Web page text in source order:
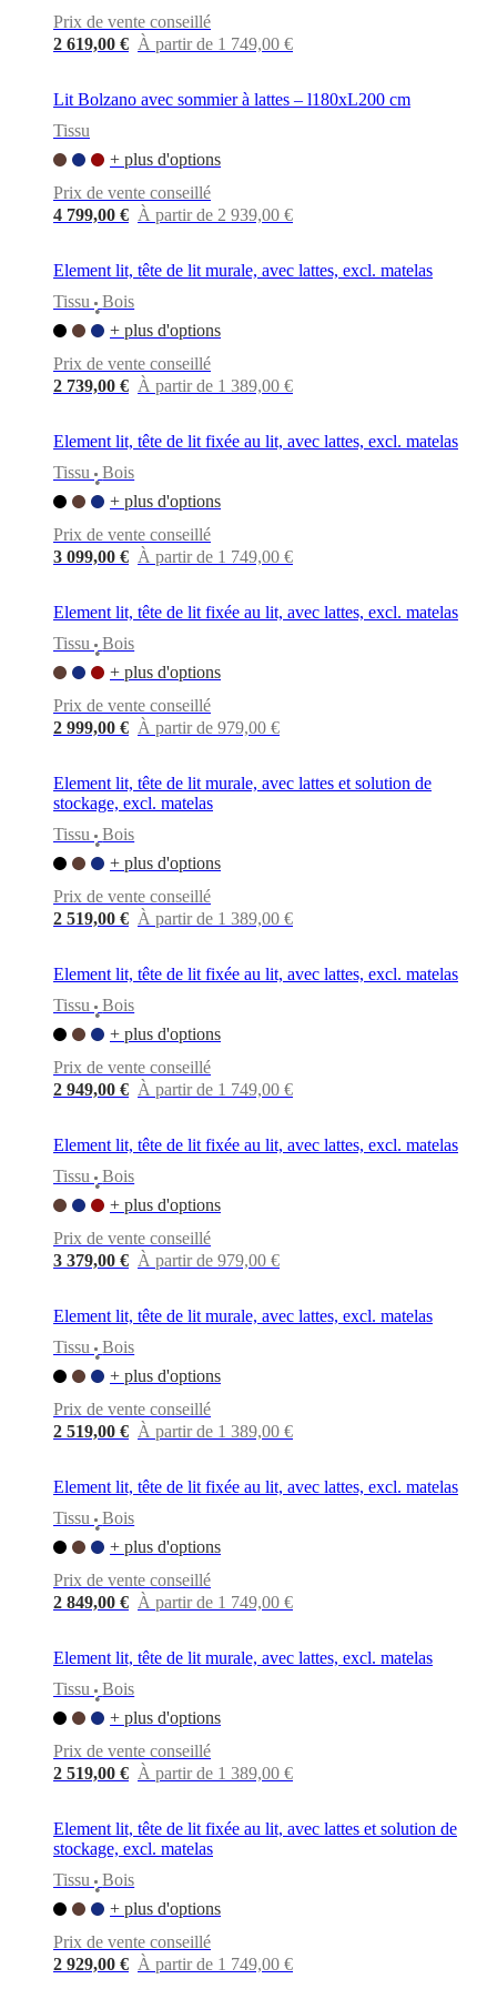
l’entrepriseL’histoire Espace
qualitéRencontre
designers
Personnalisation Carrières
certificationsDéclaration
franchisé
Professionals
Trade
ProgramProjectsArticles
Prix de vente conseillé
2 619,00 € À partir de 1 749,00 €
Lit Bolzano avec sommier à lattes – l180xL200 cm
Tissu
+ plus d'options
Prix de vente conseillé
4 799,00 € À partir de 2 939,00 €
Element lit, tête de lit murale, avec lattes, excl. matelas
Tissu
•
Bois
+ plus d'options
Prix de vente conseillé
2 739,00 € À partir de 1 389,00 €
Element lit, tête de lit fixée au lit, avec lattes, excl. matelas
Tissu
•
Bois
+ plus d'options
Prix de vente conseillé
3 099,00 € À partir de 1 749,00 €
Element lit, tête de lit fixée au lit, avec lattes, excl. matelas
Tissu
•
Bois
+ plus d'options
Prix de vente conseillé
2 999,00 € À partir de 979,00 €
Element lit, tête de lit murale, avec lattes et solution de
stockage, excl. matelas
Tissu
•
Bois
+ plus d'options
Prix de vente conseillé
2 519,00 € À partir de 1 389,00 €
Element lit, tête de lit fixée au lit, avec lattes, excl. matelas
Tissu
•
Bois
+ plus d'options
Prix de vente conseillé
2 949,00 € À partir de 1 749,00 €
Element lit, tête de lit fixée au lit, avec lattes, excl. matelas
Tissu
•
Bois
+ plus d'options
Prix de vente conseillé
3 379,00 € À partir de 979,00 €
Element lit, tête de lit murale, avec lattes, excl. matelas
Tissu
•
Bois
+ plus d'options
Prix de vente conseillé
2 519,00 € À partir de 1 389,00 €
Element lit, tête de lit fixée au lit, avec lattes, excl. matelas
Tissu
•
Bois
+ plus d'options
Prix de vente conseillé
2 849,00 € À partir de 1 749,00 €
Element lit, tête de lit murale, avec lattes, excl. matelas
Tissu
•
Bois
+ plus d'options
Prix de vente conseillé
2 519,00 € À partir de 1 389,00 €
Element lit, tête de lit fixée au lit, avec lattes et solution de
stockage, excl. matelas
Tissu
•
Bois
+ plus d'options
Prix de vente conseillé
2 929,00 € À partir de 1 749,00 €